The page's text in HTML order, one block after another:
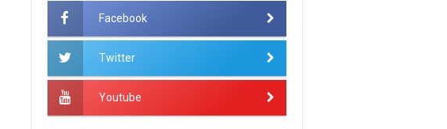
Facebook
Twitter
Youtube